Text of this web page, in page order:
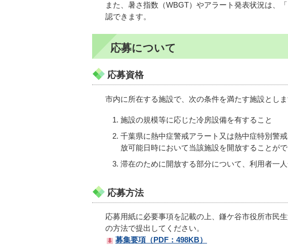
また、暑さ指数（WBGT）やアラート発表状況は、「
認できます。
応募について
応募資格
市内に所在する施設で、次の条件を満たす施設としま
施設の規模等に応じた冷房設備を有すること
千葉県に熱中症警戒アラート又は熱中症特別警
放可能日時において当該施設を開放することが
滞在のために開放する部分について、利用者一
応募方法
応募用紙に必要事項を記載の上、鎌ケ谷市役所市民
の方法で提出してください。
募集要項（PDF：498KB）